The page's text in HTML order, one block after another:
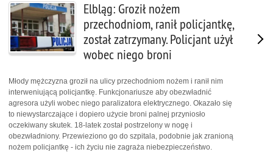
Elbląg: Groził nożem
przechodniom, ranił policjantkę,
został zatrzymany. Policjant użył
wobec niego broni
Młody mężczyzna groził na ulicy przechodniom nożem i ranił nim
interweniującą policjantkę. Funkcjonariusze aby obezwładnić
agresora użyli wobec niego paralizatora elektrycznego. Okazało się
to niewystarczające i dopiero użycie broni palnej przyniosło
oczekiwany skutek. 18-latek został postrzelony w nogę i
obezwładniony. Przewieziono go do szpitala, podobnie jak zranioną
nożem policjantkę - ich życiu nie zagraża niebezpieczeństwo.